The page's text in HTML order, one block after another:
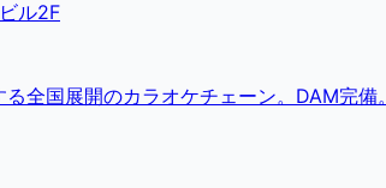
ル2F
全国展開のカラオケチェーン。DAM完備。